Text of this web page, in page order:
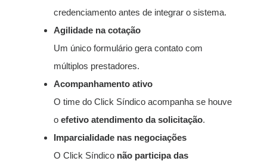
credenciamento antes de integrar o sistema.
Agilidade na cotação
Um único formulário gera contato com
múltiplos prestadores.
Acompanhamento ativo
O time do Click Síndico acompanha se houve
o efetivo atendimento da solicitação.
Imparcialidade nas negociações
O Click Síndico não participa das